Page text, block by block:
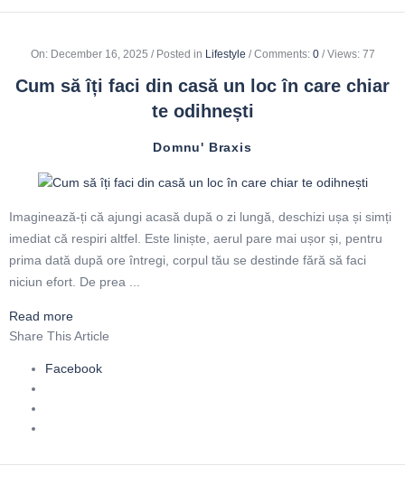
On: December 16, 2025 Posted in Lifestyle Comments: 0 Views: 77
Cum să îți faci din casă un loc în care chiar
te odihnești
Domnu' Braxis
Imaginează-ți că ajungi acasă după o zi lungă, deschizi ușa și simți
imediat că respiri altfel. Este liniște, aerul pare mai ușor și, pentru
prima dată după ore întregi, corpul tău se destinde fără să faci
niciun efort. De prea ...
Read more
Share This Article
Facebook